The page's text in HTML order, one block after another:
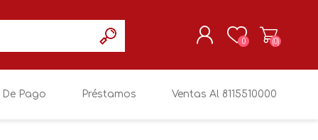
REGISTRARSE
0 (0)
Pago Préstamos Ventas Al 8115510000